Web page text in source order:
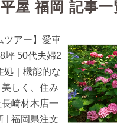
平屋 福岡 記事一